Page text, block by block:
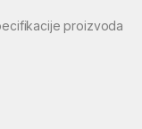
proizvoda